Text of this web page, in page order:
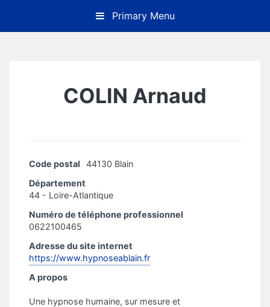
content
Primary Menu
COLIN Arnaud
Code postal
44130 Blain
Département
44 - Loire-Atlantique
Numéro de téléphone professionnel
0622100465
Adresse du site internet
https://www.hypnoseablain.fr
A propos
Une hypnose humaine, sur mesure et